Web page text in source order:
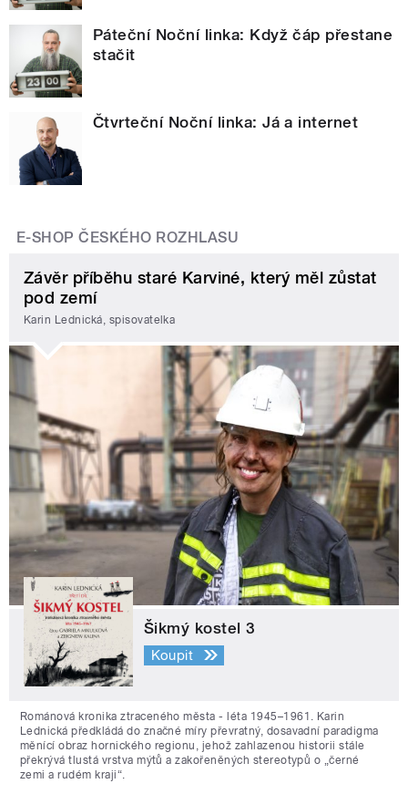
Páteční Noční linka: Když čáp přestane
stačit
Čtvrteční Noční linka: Já a internet
E-SHOP ČESKÉHO ROZHLASU
Závěr příběhu staré Karviné, který měl zůstat
pod zemí
Karin Lednická, spisovatelka
Šikmý kostel 3
Koupit
Románová kronika ztraceného města - léta 1945–1961. Karin
Lednická předkládá do značné míry převratný, dosavadní paradigma
měnící obraz hornického regionu, jehož zahlazenou historii stále
překrývá tlustá vrstva mýtů a zakořeněných stereotypů o „černé
zemi a rudém kraji“.